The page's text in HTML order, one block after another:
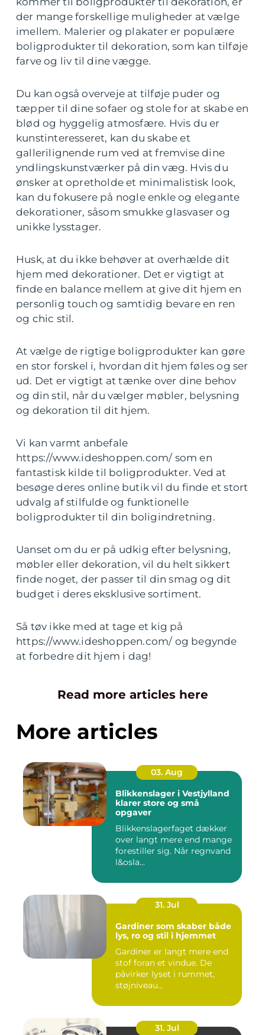
der mange forskellige muligheder at vælge
imellem. Malerier og plakater er populære
boligprodukter til dekoration, som kan tilføje
farve og liv til dine vægge.
Du kan også overveje at tilføje puder og
tæpper til dine sofaer og stole for at skabe en
blød og hyggelig atmosfære. Hvis du er
kunstinteresseret, kan du skabe et
gallerilignende rum ved at fremvise dine
yndlingskunstværker på din væg. Hvis du
ønsker at opretholde et minimalistisk look,
kan du fokusere på nogle enkle og elegante
dekorationer, såsom smukke glasvaser og
unikke lysstager.
Husk, at du ikke behøver at overhælde dit
hjem med dekorationer. Det er vigtigt at
finde en balance mellem at give dit hjem en
personlig touch og samtidig bevare en ren
og chic stil.
At vælge de rigtige boligprodukter kan gøre
en stor forskel i, hvordan dit hjem føles og ser
ud. Det er vigtigt at tænke over dine behov
og din stil, når du vælger møbler, belysning
og dekoration til dit hjem.
Vi kan varmt anbefale
https://www.ideshoppen.com/ som en
fantastisk kilde til boligprodukter. Ved at
besøge deres online butik vil du finde et stort
udvalg af stilfulde og funktionelle
boligprodukter til din boligindretning.
Uanset om du er på udkig efter belysning,
møbler eller dekoration, vil du helt sikkert
finde noget, der passer til din smag og dit
budget i deres eksklusive sortiment.
Så tøv ikke med at tage et kig på
https://www.ideshoppen.com/ og begynde
at forbedre dit hjem i dag!
Read more articles here
More articles
03. Aug
Blikkenslager i Vestjylland
klarer store og små
opgaver
Blikkenslagerfaget dækker
over langt mere end mange
forestiller sig. Når regnvand
l&osla...
31. Jul
Gardiner som skaber både
lys, ro og stil i hjemmet
Gardiner er langt mere end
stof foran et vindue. De
påvirker lyset i rummet,
støjniveau...
31. Jul